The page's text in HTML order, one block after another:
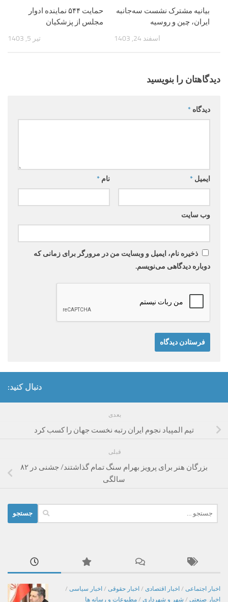
حمایت ۵۴۴ نماینده ادوار
مجلس از پزشکیان
تیر 5, 1403
بیانیه مشترک نشست سه‌جانبه
ایران، چین و روسیه
اسفند 24, 1403
دیدگاهتان را بنویسید
دیدگاه *
نام * ایمیل *
وب‌ سایت
ذخیره نام، ایمیل و وبسایت من در مرورگر برای زمانی که
دوباره دیدگاهی می‌نویسم.
دنبال کنید:
بعدی
تیم المپیاد نجوم ایران رتبه نخست جهان را کسب کرد
قبلی
بزرگان هنر برای پرویز بهرام سنگ تمام گذاشتند/ جشنی در ۸۲
سالگی
برای:
اخبار اجتماعی / اخبار اقتصادی / اخبار حقوقی / اخبار سیاسی /
اخبار صنعتی / شهر و شهرداری / مطبوعات و رسانه ها